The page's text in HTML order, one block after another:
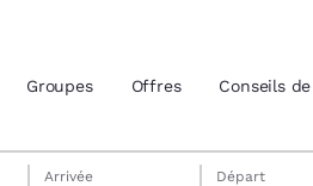
Groupes Offres Conseils
dimanche 9 août
Arrivée
lundi 10 août
Départ
lundi 10 août date de départ
dimanche 9 août date d’arrivée